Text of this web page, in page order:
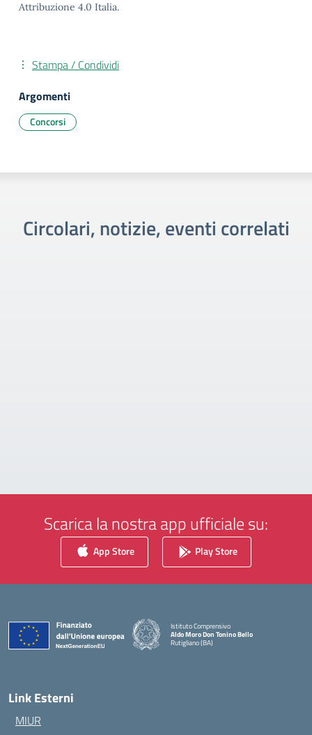
Attribuzione 4.0 Italia.
Stampa / Condividi
Argomenti
Concorsi
Circolari, notizie, eventi correlati
Scarica la nostra app ufficiale su:
App Store Play Store
Istituto Comprensivo
Aldo Moro Don Tonino Bello
Rutigliano (BA)
— Visita la pagina iniziale della scuola
Link Esterni
MIUR